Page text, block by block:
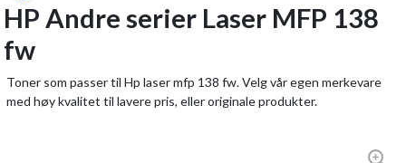
HP Andre serier Laser MFP 138
fw
Toner som passer til Hp laser mfp 138 fw. Velg vår egen merkevare
med høy kvalitet til lavere pris, eller originale produkter.